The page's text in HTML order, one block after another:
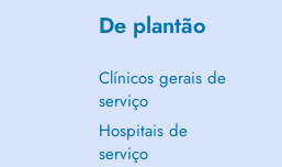
De plantão
Clínicos gerais de
serviço
Hospitais de
serviço